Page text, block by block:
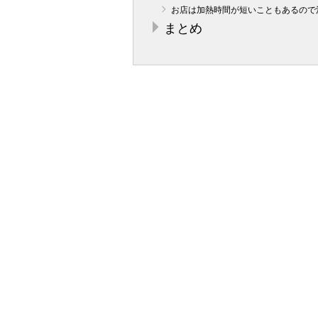
お店は加熱時間が短いこともあるので
まとめ